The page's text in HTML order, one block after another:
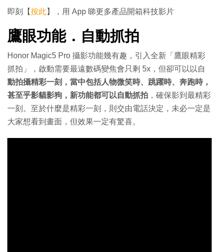
片
即刻【按此】，用 App 睇更多產品開箱科技影片
鷹眼功能．自動抓拍
Honor Magic5 Pro 攝影功能幾有趣，引入全新「鷹眼精彩
抓拍」，啟動需要最遠數碼變焦會只剩 5x，但卻可以以自
動拍攝精彩一刻，當中包括人物微笑時、跳躍時、奔跑時，
甚至乎影貓影狗，新功能都可以自動抓拍 ，確保影到最精彩
一刻。至於什麼是精彩一刻，則交由電話決定，未必一定是
大家想看到畫面，但效果一定有驚喜。